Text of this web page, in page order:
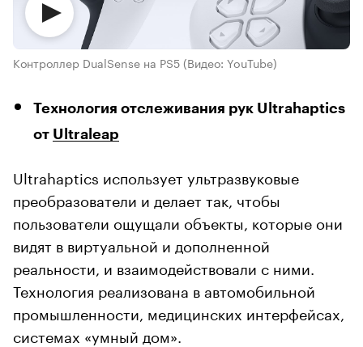
Контроллер DualSense на PS5 (Видео: YouTube)
Технология отслеживания рук Ultrahaptics
от Ultraleap
Ultrahaptics использует ультразвуковые
преобразователи и делает так, чтобы
пользователи ощущали объекты, которые они
видят в виртуальной и дополненной
реальности, и взаимодействовали с ними.
Технология реализована в автомобильной
промышленности, медицинских интерфейсах,
системах «умный дом».